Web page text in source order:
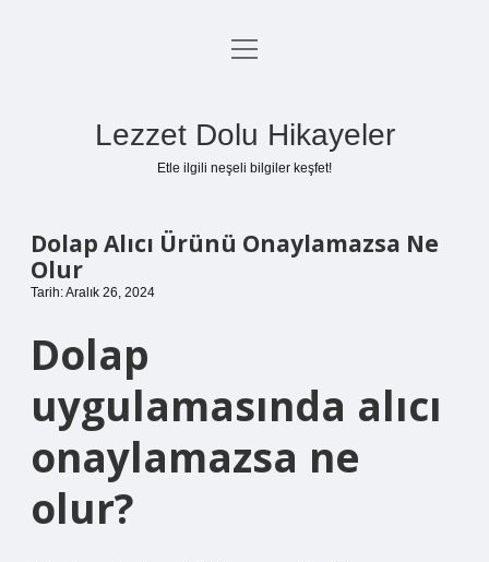
Anasayfa
menüyü
Lezzet Dolu Hikayeler
Etle ilgili neşeli bilgiler keşfet!
Dolap Alıcı Ürünü Onaylamazsa Ne
Olur
Tarih: Aralık 26, 2024
Dolap
uygulamasında alıcı
onaylamazsa ne
olur?